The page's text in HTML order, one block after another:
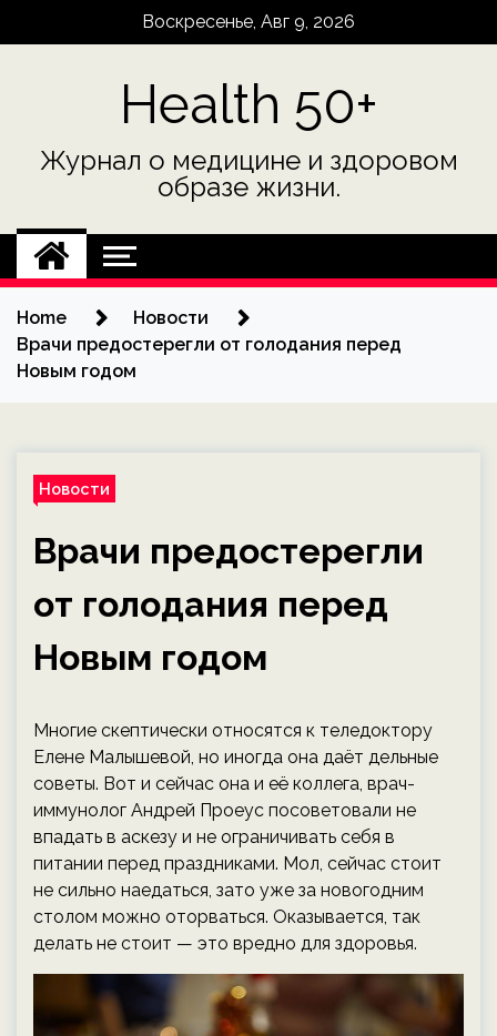
Воскресенье, Авг 9, 2026
Health 50+
Журнал о медицине и здоровом
образе жизни.
Home
Новости
Врачи предостерегли от голодания перед
Новым годом
Новости
Врачи предостерегли
от голодания перед
Новым годом
Многие скептически относятся к теледоктору
Елене Малышевой, но иногда она даёт дельные
советы. Вот и сейчас она и её коллега, врач-
иммунолог Андрей Проеус посоветовали не
впадать в аскезу и не ограничивать себя в
питании перед праздниками. Мол, сейчас стоит
не сильно наедаться, зато уже за новогодним
столом можно оторваться. Оказывается, так
делать не стоит — это вредно для здоровья.